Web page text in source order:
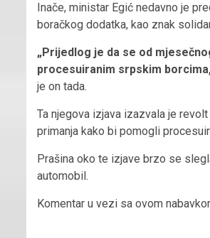
Inače, ministar Egić nedavno je
boračkog dodatka, kao znak
„Prijedlog je da se od
procesuiranim srpskim
je on tada.
Ta njegova izjava izazvala je
primanja kako bi pomogli
Prašina oko te izjave brzo se
automobil.
Komentar u vezi sa ovom